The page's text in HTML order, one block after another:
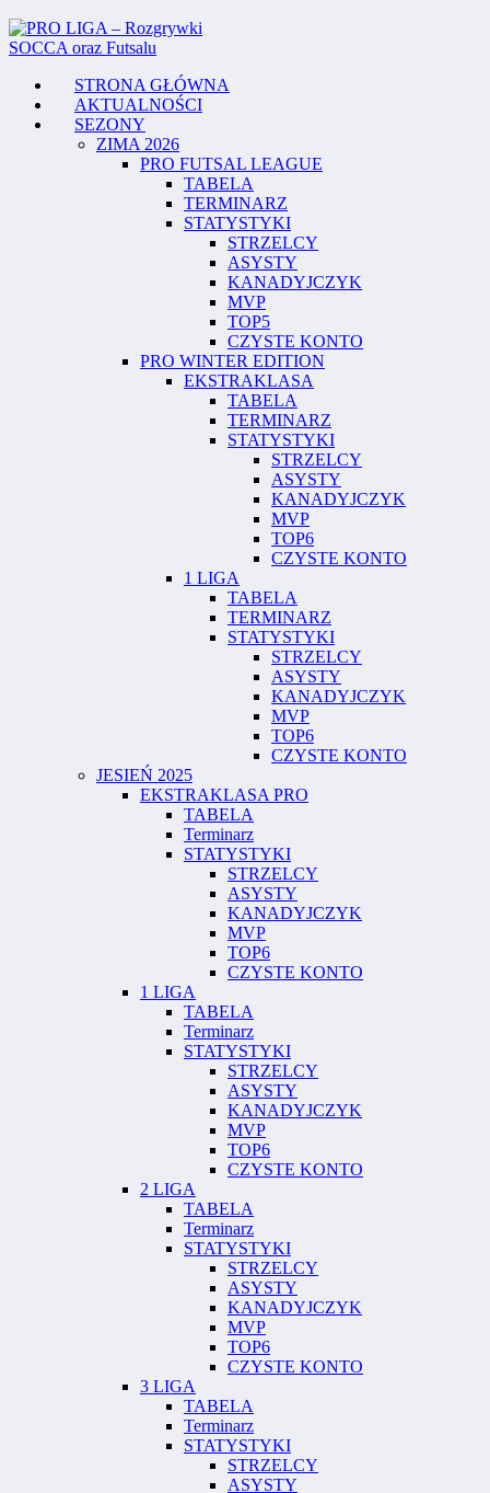
STRONA GŁÓWNA
AKTUALNOŚCI
SEZONY
ZIMA 2026
PRO FUTSAL LEAGUE
TABELA
TERMINARZ
STATYSTYKI
STRZELCY
ASYSTY
KANADYJCZYK
MVP
TOP5
CZYSTE KONTO
PRO WINTER EDITION
EKSTRAKLASA
TABELA
TERMINARZ
STATYSTYKI
STRZELCY
ASYSTY
KANADYJCZYK
MVP
TOP6
CZYSTE KONTO
1 LIGA
TABELA
TERMINARZ
STATYSTYKI
STRZELCY
ASYSTY
KANADYJCZYK
MVP
TOP6
CZYSTE KONTO
JESIEŃ 2025
EKSTRAKLASA PRO
TABELA
Terminarz
STATYSTYKI
STRZELCY
ASYSTY
KANADYJCZYK
MVP
TOP6
CZYSTE KONTO
1 LIGA
TABELA
Terminarz
STATYSTYKI
STRZELCY
ASYSTY
KANADYJCZYK
MVP
TOP6
CZYSTE KONTO
2 LIGA
TABELA
Terminarz
STATYSTYKI
STRZELCY
ASYSTY
KANADYJCZYK
MVP
TOP6
CZYSTE KONTO
3 LIGA
TABELA
Terminarz
STATYSTYKI
STRZELCY
ASYSTY